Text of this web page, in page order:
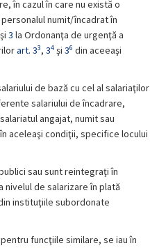
în cazul în care nu există o
numit/încadrat în
şi 3 la Ordonanţa de urgenţă a
art. 33, 34 şi 36 din aceeaşi
de bază cu cel al salariaţilor
salariului de încadrare,
angajat, numit sau
aceleaşi condiţii, specifice locului
sau sunt reintegraţi în
de salarizare în plată
instituţiile subordonate
funcţiile similare, se iau în